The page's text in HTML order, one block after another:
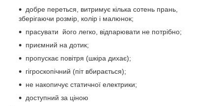
добре переться, витримує кілька сотень прань,
зберігаючи розмір, колір і малюнок;
прасувати його легко, відпарювати не потрібно;
приємний на дотик;
пропускає повітря (шкіра дихає);
гігроскопічний (піт вбирається);
не накопичує статичної електрики;
доступний за ціною